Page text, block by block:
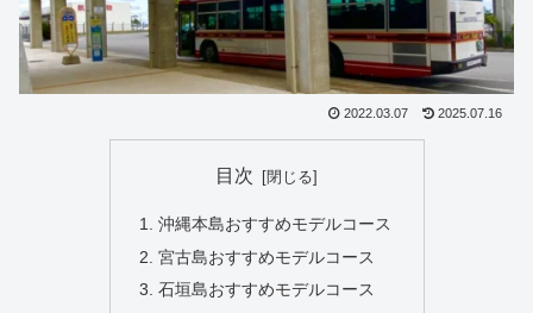
2022.03.07 2025.07.16
目次
沖縄本島おすすめモデルコース
宮古島おすすめモデルコース
石垣島おすすめモデルコース